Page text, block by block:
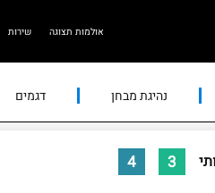
אולמות תצוגה שירות
נהיגת מבחן דגמים
3
4